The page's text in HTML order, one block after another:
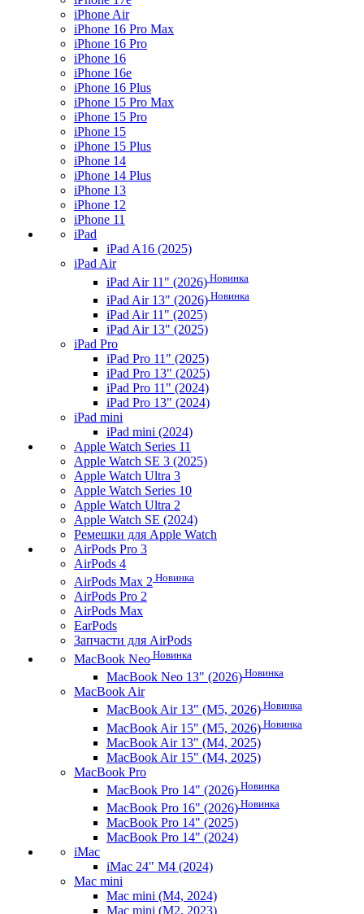
iPhone Air
iPhone 16 Pro Max
iPhone 16 Pro
iPhone 16
iPhone 16e
iPhone 16 Plus
iPhone 15 Pro Max
iPhone 15 Pro
iPhone 15
iPhone 15 Plus
iPhone 14
iPhone 14 Plus
iPhone 13
iPhone 12
iPhone 11
iPad
iPad A16 (2025)
iPad Air
iPad Air 11" (2026) Новинка
iPad Air 13" (2026) Новинка
iPad Air 11" (2025)
iPad Air 13" (2025)
iPad Pro
iPad Pro 11" (2025)
iPad Pro 13" (2025)
iPad Pro 11" (2024)
iPad Pro 13" (2024)
iPad mini
iPad mini (2024)
Apple Watch Series 11
Apple Watch SE 3 (2025)
Apple Watch Ultra 3
Apple Watch Series 10
Apple Watch Ultra 2
Apple Watch SE (2024)
Ремешки для Apple Watch
AirPods Pro 3
AirPods 4
AirPods Max 2 Новинка
AirPods Pro 2
AirPods Max
EarPods
Запчасти для AirPods
MacBook Neo Новинка
MacBook Neo 13" (2026) Новинка
MacBook Air
MacBook Air 13" (M5, 2026) Новинка
MacBook Air 15" (M5, 2026) Новинка
MacBook Air 13" (M4, 2025)
MacBook Air 15" (M4, 2025)
MacBook Pro
MacBook Pro 14" (2026) Новинка
MacBook Pro 16" (2026) Новинка
MacBook Pro 14" (2025)
MacBook Pro 14" (2024)
iMac
iMac 24" M4 (2024)
Mac mini
Mac mini (M4, 2024)
Mac mini (M2, 2023)